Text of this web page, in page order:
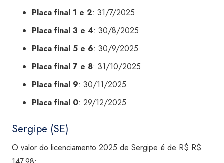
Placa final 1 e 2: 31/7/2025
Placa final 3 e 4: 30/8/2025
Placa final 5 e 6: 30/9/2025
Placa final 7 e 8: 31/10/2025
Placa final 9: 30/11/2025
Placa final 0: 29/12/2025
Sergipe (SE)
O valor do licenciamento 2025 de Sergipe é de R$ R$